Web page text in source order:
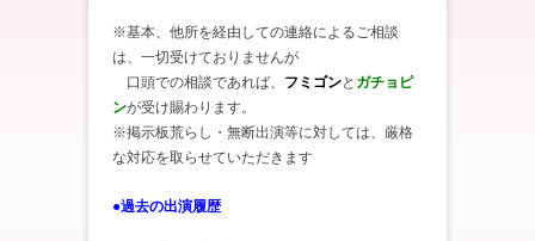
※基本、他所を経由しての連絡によるご相談
は、一切受けておりませんが
口頭での相談であれば、 フミゴンと ガチョピ
ンが受け賜わります。
※掲示板荒らし・無断出演等に対しては、厳格
な対応を取らせていただきます
●過去の出演履歴